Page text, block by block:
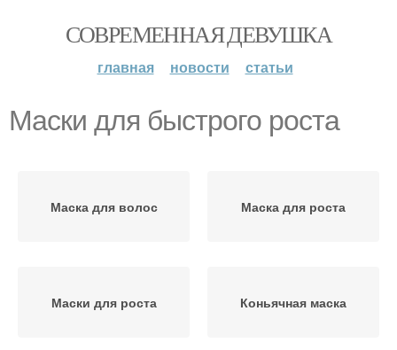
СОВРЕМЕННАЯ ДЕВУШКА
главная новости статьи
Маски для быстрого роста
Маска для волос Маска для роста
Маски для роста Коньячная маска